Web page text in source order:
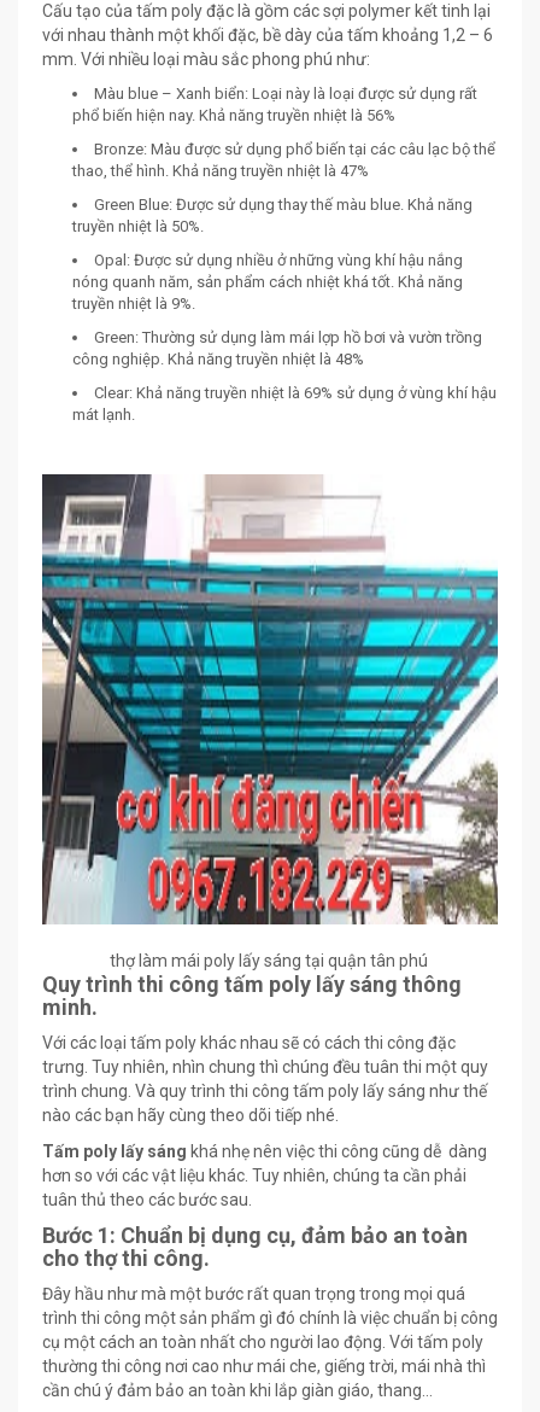
Cấu tạo của tấm poly đặc là gồm các sợi polymer kết tinh lại
với nhau thành một khối đặc, bề dày của tấm khoảng 1,2 – 6
mm. Với nhiều loại màu sắc phong phú như:
Màu blue – Xanh biển: Loại này là loại được sử dụng rất
phổ biến hiện nay. Khả năng truyền nhiệt là 56%
Bronze: Màu được sử dụng phổ biến tại các câu lạc bộ thể
thao, thể hình. Khả năng truyền nhiệt là 47%
Green Blue: Được sử dụng thay thế màu blue. Khả năng
truyền nhiệt là 50%.
Opal: Được sử dụng nhiều ở những vùng khí hậu nắng
nóng quanh năm, sản phẩm cách nhiệt khá tốt. Khả năng
truyền nhiệt là 9%.
Green: Thường sử dụng làm mái lợp hồ bơi và vườn trồng
công nghiệp. Khả năng truyền nhiệt là 48%
Clear: Khả năng truyền nhiệt là 69% sử dụng ở vùng khí hậu
mát lạnh.
thợ làm mái poly lấy sáng tại quận tân phú
Quy trình thi công tấm poly lấy sáng thông
minh.
Với các loại tấm poly khác nhau sẽ có cách thi công đặc
trưng. Tuy nhiên, nhìn chung thì chúng đều tuân thi một quy
trình chung. Và quy trình thi công tấm poly lấy sáng như thế
nào các bạn hãy cùng theo dõi tiếp nhé.
Tấm poly lấy sáng khá nhẹ nên việc thi công cũng dễ dàng
hơn so với các vật liệu khác. Tuy nhiên, chúng ta cần phải
tuân thủ theo các bước sau.
Bước 1: Chuẩn bị dụng cụ, đảm bảo an toàn
cho thợ thi công.
Đây hầu như mà một bước rất quan trọng trong mọi quá
trình thi công một sản phẩm gì đó chính là việc chuẩn bị công
cụ một cách an toàn nhất cho người lao động. Với tấm poly
thường thi công nơi cao như mái che, giếng trời, mái nhà thì
cần chú ý đảm bảo an toàn khi lắp giàn giáo, thang…